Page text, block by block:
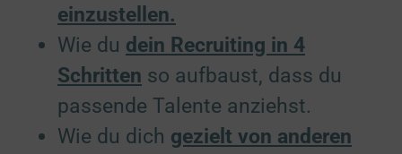
einzustellen.
Wie du dein Recruiting in 4
Schritten so aufbaust, dass du
passende Talente anziehst.
Wie du dich gezielt von anderen